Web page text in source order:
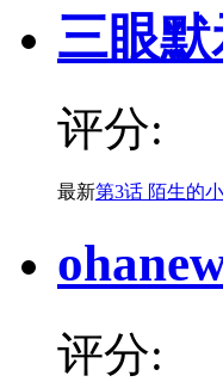
三眼
评分:
最新第3话 陌生的
评分: